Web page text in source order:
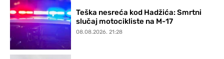
Teška nesreća kod Hadžića: Smrtni
slučaj motocikliste na M-17
08.08.2026. 21:28